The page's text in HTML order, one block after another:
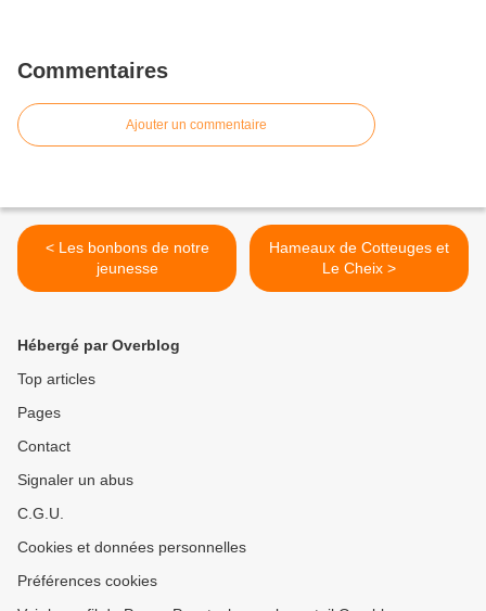
Commentaires
Ajouter un commentaire
< Les bonbons de notre
jeunesse
Hameaux de Cotteuges et
Le Cheix >
Hébergé par Overblog
Top articles
Pages
Contact
Signaler un abus
C.G.U.
Cookies et données personnelles
Préférences cookies